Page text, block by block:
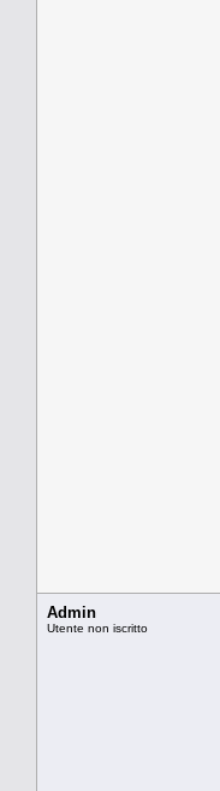
Admin
Utente non iscritto